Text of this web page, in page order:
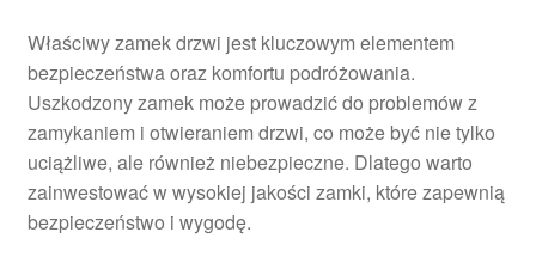
Procedura reklamacyjna
Skarga
Wózek
Zamówienia
Właściwy zamek drzwi jest kluczowym elementem
bezpieczeństwa oraz komfortu podróżowania.
Uszkodzony zamek może prowadzić do problemów z
zamykaniem i otwieraniem drzwi, co może być nie tylko
uciążliwe, ale również niebezpieczne. Dlatego warto
zainwestować w wysokiej jakości zamki, które zapewnią
bezpieczeństwo i wygodę.